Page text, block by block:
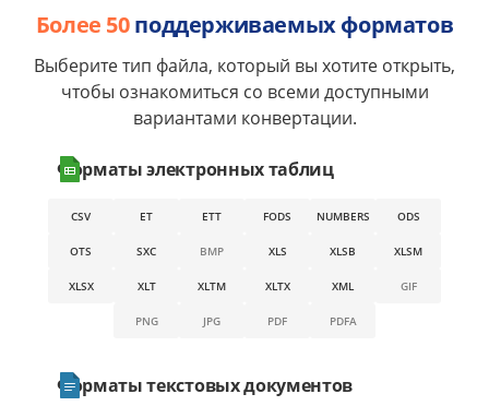
Более 50поддерживаемых форматов
Выберите тип файла, который вы хотите открыть,
чтобы ознакомиться со всеми доступными
вариантами конвертации.
Форматы электронных таблиц
CSV ET ETT FODS NUMBERS ODS
OTS SXC BMP XLS XLSB XLSM
XLSX XLT XLTM XLTX XML GIF
PNG JPG PDF PDFA
Форматы текстовых документов